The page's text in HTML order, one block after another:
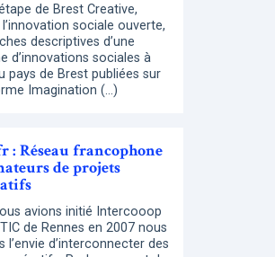
de Brest Creative,
sociale ouverte,
descriptives d’une
d’innovations sociales à
pays de Brest publiées sur
Imagination (…)
: Réseau francophone
de projets
avions initié Intercooop
de Rennes en 2007 nous
l’envie d’interconnecter des